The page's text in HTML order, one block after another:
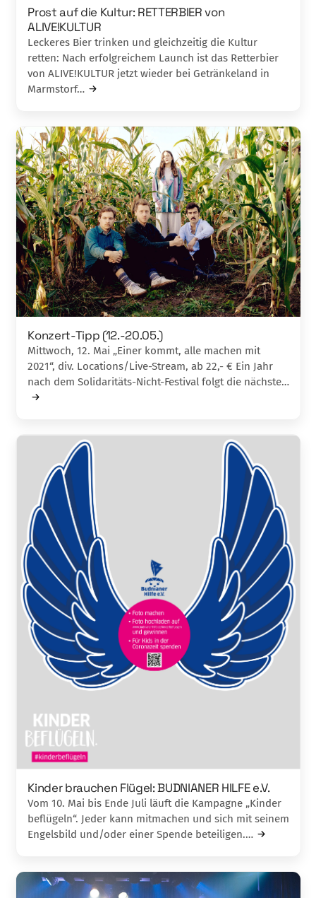
Prost auf die Kultur: RETTERBIER von
ALIVE!KULTUR
Leckeres Bier trinken und gleichzeitig die Kultur
retten: Nach erfolgreichem Launch ist das Retterbier
von ALIVE!KULTUR jetzt wieder bei Getränkeland in
Marmstorf…
Konzert-Tipp (12.-20.05.)
Mittwoch, 12. Mai „Einer kommt, alle machen mit
2021“, div. Locations/Live-Stream, ab 22,- € Ein Jahr
nach dem Solidaritäts-Nicht-Festival folgt die nächste…
Kinder brauchen Flügel: BUDNIANER HILFE e.V.
Vom 10. Mai bis Ende Juli läuft die Kampagne „Kinder
beflügeln“. Jeder kann mitmachen und sich mit seinem
Engelsbild und/oder einer Spende beteiligen.…